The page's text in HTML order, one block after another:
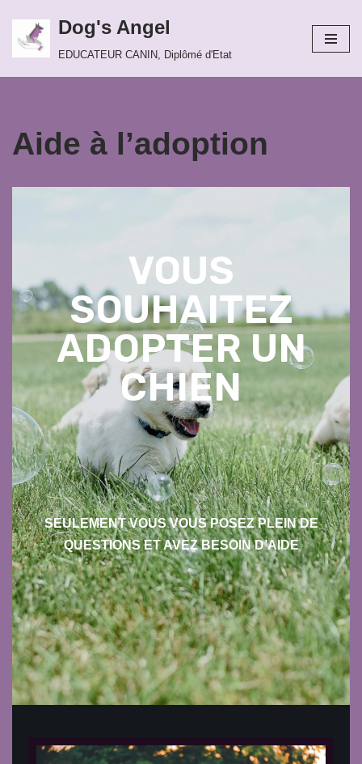
Aller
Dog's Angel
EDUCATEUR CANIN, Diplômé d'Etat
Aide à l’adoption
VOUS
SOUHAITEZ
ADOPTER UN
CHIEN
SEULEMENT VOUS VOUS POSEZ PLEIN DE
QUESTIONS ET AVEZ BESOIN D’AIDE